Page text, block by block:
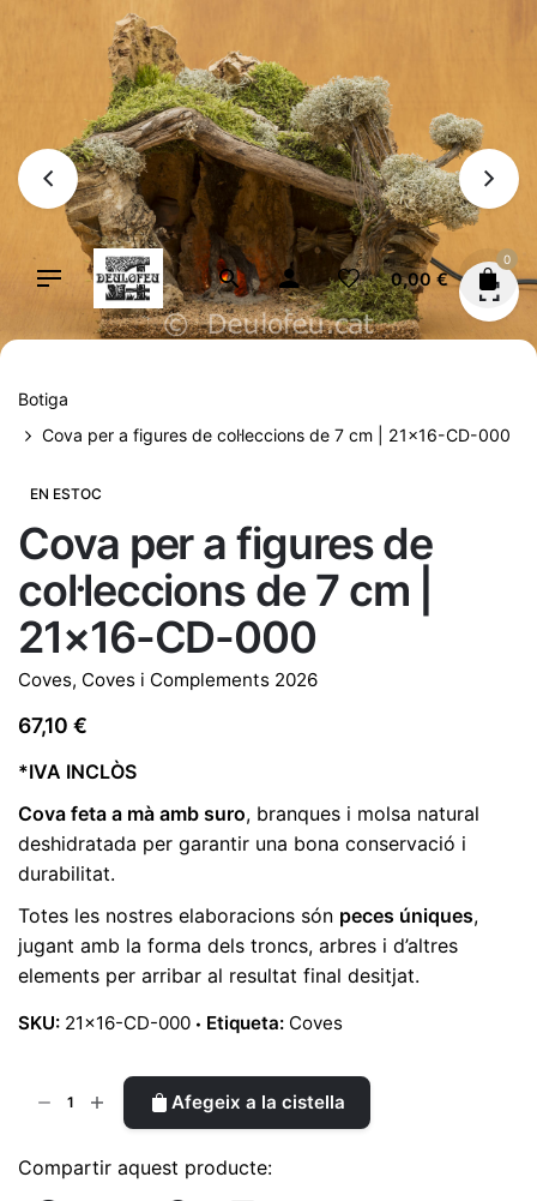
0,00 €
0
Botiga
Cova per a figures de col·leccions de 7 cm | 21×16-CD-000
EN ESTOC
Cova per a figures de
col·leccions de 7 cm |
21×16-CD-000
Coves, Coves i Complements 2026
67,10 €
*IVA INCLÒS
Cova feta a mà amb suro, branques i molsa natural
deshidratada per garantir una bona conservació i
durabilitat.
Totes les nostres elaboracions són peces úniques,
jugant amb la forma dels troncs, arbres i d’altres
elements per arribar al resultat final desitjat.
SKU: 21x16-CD-000 Etiqueta: Coves
per
Afegeix a la cistella
Compartir aquest producte: